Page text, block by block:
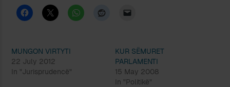
MUNGON VIRTYTI
22 July 2012
In "Jurisprudencë"
KUR SËMURET
PARLAMENTI
15 May 2008
In "Politikë"